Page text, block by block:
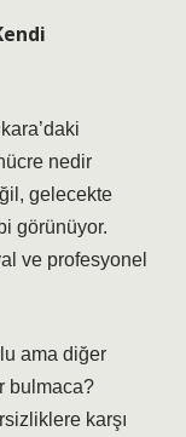
nedir
gelecekte
görünüyor.
ve profesyonel
ama diğer
bulmaca?
karşı